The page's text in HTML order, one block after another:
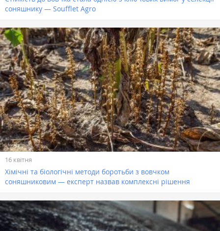
соняшнику — Soufflet Agro
16 квітня
Хімічні та біологічні методи боротьби з вовчком
соняшниковим — експерт назвав комплексні рішення